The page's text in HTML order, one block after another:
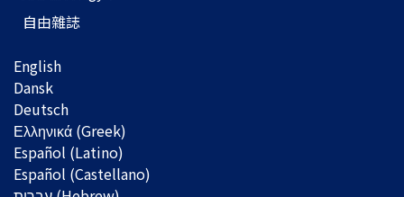
自由雜誌
English
Dansk
Deutsch
Ελληνικά (Greek)
Español (Latino)
Español (Castellano)